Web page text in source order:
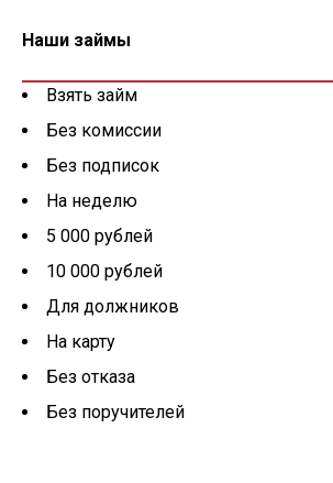
Наши займы
Взять займ
Без комиссии
Без подписок
На неделю
5 000 рублей
10 000 рублей
Для должников
На карту
Без отказа
Без поручителей